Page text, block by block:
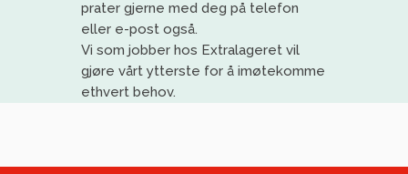
prater gjerne med deg på telefon
eller e-post også.
Vi som jobber hos Extralageret vil
gjøre vårt ytterste for å imøtekomme
ethvert behov.